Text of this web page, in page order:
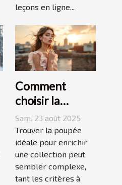
leçons en ligne...
Comment
choisir la
poupée
parfaite pour
votre collection
unique ?
Sam. 23 août 2025
Trouver la poupée
idéale pour enrichir
une collection peut
sembler complexe,
tant les critères à